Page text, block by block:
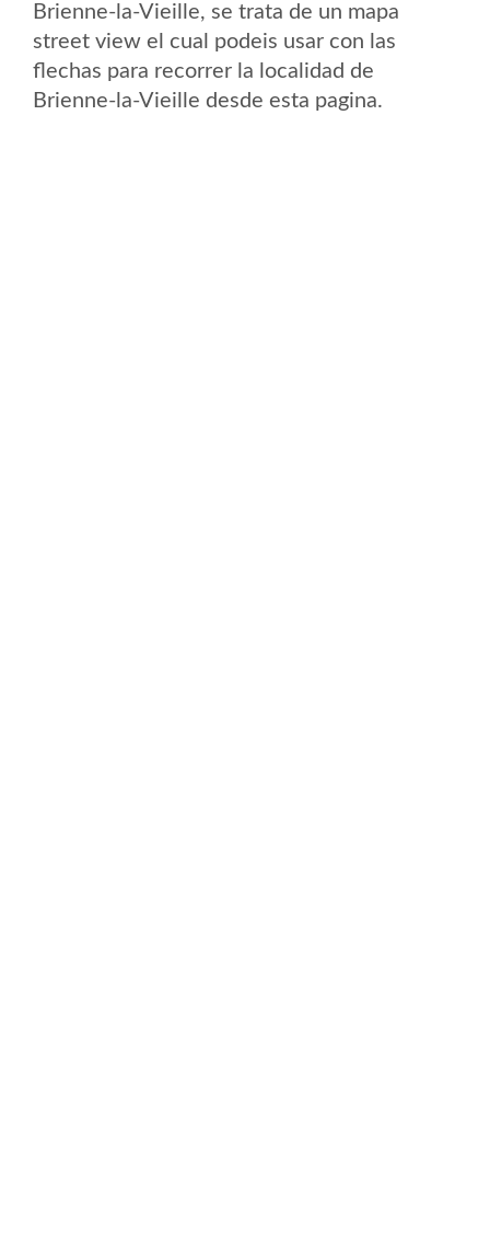
Brienne-la-Vieille, se trata de un mapa
street view el cual podeis usar con las
flechas para recorrer la localidad de
Brienne-la-Vieille desde esta pagina.